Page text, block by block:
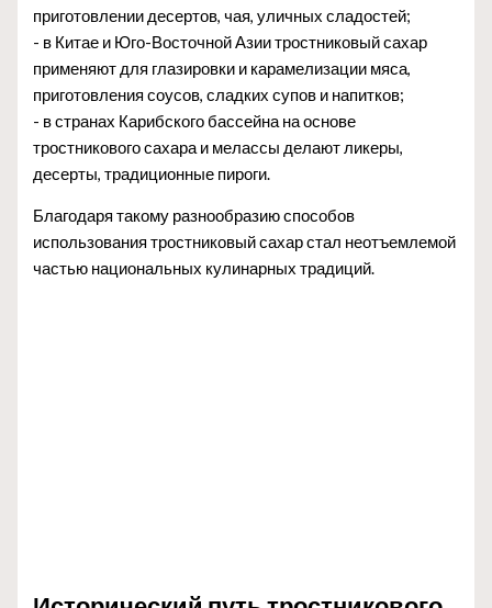
приготовлении десертов, чая, уличных сладостей;
- в Китае и Юго-Восточной Азии тростниковый сахар
применяют для глазировки и карамелизации мяса,
приготовления соусов, сладких супов и напитков;
- в странах Карибского бассейна на основе
тростникового сахара и мелассы делают ликеры,
десерты, традиционные пироги.
Благодаря такому разнообразию способов
использования тростниковый сахар стал неотъемлемой
частью национальных кулинарных традиций.